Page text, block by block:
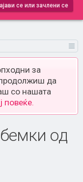
се или зачлени се
за
да
со нашата
повеќе.
од